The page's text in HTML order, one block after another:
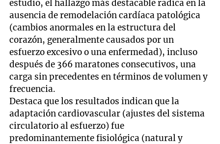
estudio, el hallazgo más destacable radica en la
ausencia de remodelación cardíaca patológica
(cambios anormales en la estructura del
corazón, generalmente causados por un
esfuerzo excesivo o una enfermedad), incluso
después de 366 maratones consecutivos, una
carga sin precedentes en términos de volumen y
frecuencia.
Destaca que los resultados indican que la
adaptación cardiovascular (ajustes del sistema
circulatorio al esfuerzo) fue
predominantemente fisiológica (natural y